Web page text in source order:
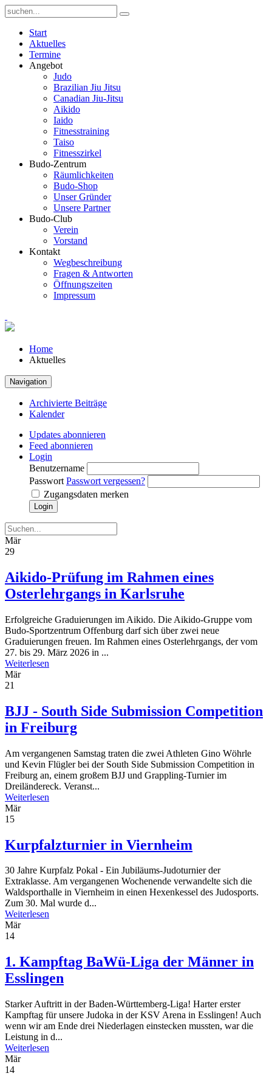
Start
Aktuelles
Termine
Angebot
Judo
Brazilian Jiu Jitsu
Canadian Jiu-Jitsu
Aikido
Iaido
Fitnesstraining
Taiso
Fitnesszirkel
Budo-Zentrum
Räumlichkeiten
Budo-Shop
Unser Gründer
Unsere Partner
Budo-Club
Verein
Vorstand
Kontakt
Wegbeschreibung
Fragen & Antworten
Öffnungszeiten
Impressum
Home
Aktuelles
Navigation
Archivierte Beiträge
Kalender
Updates abonnieren
Feed abonnieren
Login
Benutzername
Passwort Passwort vergessen?
Zugangsdaten merken
Login
Mär
29
Aikido-Prüfung im Rahmen eines
Osterlehrgangs in Karlsruhe
Erfolgreiche Graduierungen im Aikido. Die Aikido-Gruppe vom
Budo-Sportzentrum Offenburg darf sich über zwei neue
Graduierungen freuen. Im Rahmen eines Osterlehrgangs, der vom
27. bis 29. März 2026 in ...
Weiterlesen
Mär
21
BJJ - South Side Submission Competition
in Freiburg
Am vergangenen Samstag traten die zwei Athleten Gino Wöhrle
und Kevin Flügler bei der South Side Submission Competition in
Freiburg an, einem großem BJJ und Grappling-Turnier im
Dreiländereck. Veranst...
Weiterlesen
Mär
15
Kurpfalzturnier in Viernheim
30 Jahre Kurpfalz Pokal - Ein Jubiläums-Judoturnier der
Extraklasse. Am vergangenen Wochenende verwandelte sich die
Waldsporthalle in Viernheim in einen Hexenkessel des Judosports.
Zum 30. Mal wurde d...
Weiterlesen
Mär
14
1. Kampftag BaWü-Liga der Männer in
Esslingen
Starker Auftritt in der Baden-Württemberg-Liga! Harter erster
Kampftag für unsere Judoka in der KSV Arena in Esslingen! Auch
wenn wir am Ende drei Niederlagen einstecken mussten, war die
Leistung in d...
Weiterlesen
Mär
14